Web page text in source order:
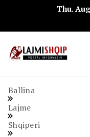
Thu.
Ballina
Lajme
Shqiperi